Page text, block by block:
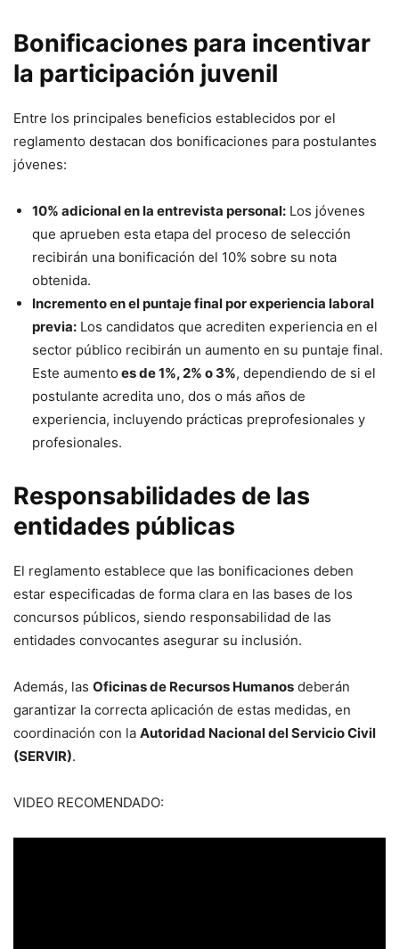
Bonificaciones para incentivar
la participación juvenil
Entre los principales beneficios establecidos por el
reglamento destacan dos bonificaciones para postulantes
jóvenes:
10% adicional en la entrevista personal: Los jóvenes
que aprueben esta etapa del proceso de selección
recibirán una bonificación del 10% sobre su nota
obtenida.
Incremento en el puntaje final por experiencia laboral
previa: Los candidatos que acrediten experiencia en el
sector público recibirán un aumento en su puntaje final.
Este aumento es de 1%, 2% o 3%, dependiendo de si el
postulante acredita uno, dos o más años de
experiencia, incluyendo prácticas preprofesionales y
profesionales.
Responsabilidades de las
entidades públicas
El reglamento establece que las bonificaciones deben
estar especificadas de forma clara en las bases de los
concursos públicos, siendo responsabilidad de las
entidades convocantes asegurar su inclusión.
Además, las Oficinas de Recursos Humanos deberán
garantizar la correcta aplicación de estas medidas, en
coordinación con la Autoridad Nacional del Servicio Civil
(SERVIR).
VIDEO RECOMENDADO: